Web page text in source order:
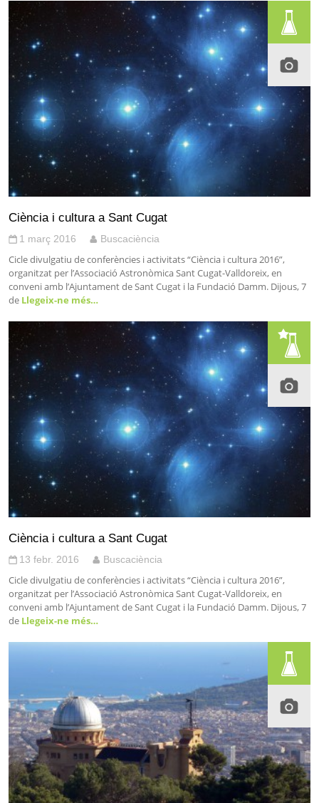
Ciència i cultura a Sant Cugat
1 març 2016 Buscaciència
Cicle divulgatiu de conferències i activitats “Ciència i cultura 2016”,
organitzat per l’Associació Astronòmica Sant Cugat-Valldoreix, en
conveni amb l’Ajuntament de Sant Cugat i la Fundació Damm. Dijous, 7
de Llegeix-ne més…
Ciència i cultura a Sant Cugat
13 febr. 2016 Buscaciència
Cicle divulgatiu de conferències i activitats “Ciència i cultura 2016”,
organitzat per l’Associació Astronòmica Sant Cugat-Valldoreix, en
conveni amb l’Ajuntament de Sant Cugat i la Fundació Damm. Dijous, 7
de Llegeix-ne més…